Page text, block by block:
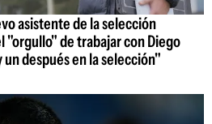
asistente de la selección
"orgullo" de trabajar con Diego
después en la selección"